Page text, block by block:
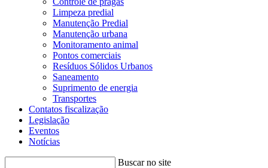
Limpeza predial
Manutenção Predial
Manutenção urbana
Monitoramento animal
Pontos comerciais
Resíduos Sólidos Urbanos
Saneamento
Suprimento de energia
Transportes
Contatos fiscalização
Legislação
Eventos
Notícias
Buscar no site